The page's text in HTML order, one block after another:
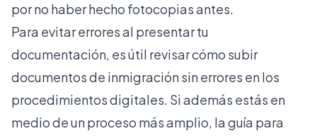
por no haber hecho fotocopias antes.
Para evitar errores al presentar tu
documentación, es útil revisar cómo subir
documentos de inmigración sin errores en los
procedimientos digitales. Si además estás en
medio de un proceso más amplio, la guía para